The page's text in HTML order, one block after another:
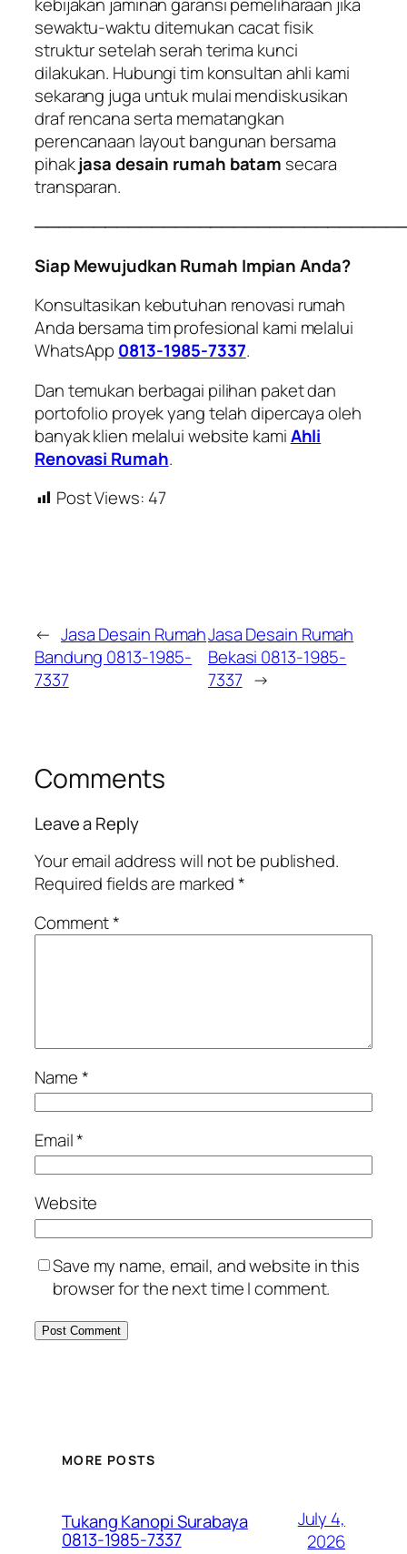
sewaktu-waktu ditemukan cacat fisik
struktur setelah serah terima kunci
dilakukan. Hubungi tim konsultan ahli kami
sekarang juga untuk mulai mendiskusikan
draf rencana serta mematangkan
perencanaan layout bangunan bersama
pihakjasa desain rumah batam secara
transparan.
Siap Mewujudkan Rumah Impian Anda?
Konsultasikan kebutuhan renovasi rumah
Anda bersama tim profesional kami melalui
WhatsApp 0813-1985-7337.
Dan temukan berbagai pilihan paket dan
portofolio proyek yang telah dipercaya oleh
banyak klien melalui website kamiAhli
Renovasi Rumah.
Post Views: 47
← Jasa Desain Rumah
Bandung 0813-1985-
7337
Jasa Desain Rumah
Bekasi 0813-1985-
7337 →
Comments
Leave a Reply
Your email address will not be published.
Required fields are marked*
Comment*
Name*
Email*
Website
Save my name, email, and website in this
browser for the next time I comment.
MORE POSTS
Tukang Kanopi Surabaya
0813-1985-7337
July 4,
2026